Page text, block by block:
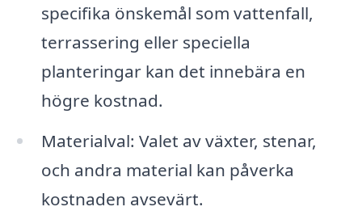
specifika önskemål som vattenfall,
terrassering eller speciella
planteringar kan det innebära en
högre kostnad.
Materialval: Valet av växter, stenar,
och andra material kan påverka
kostnaden avsevärt.